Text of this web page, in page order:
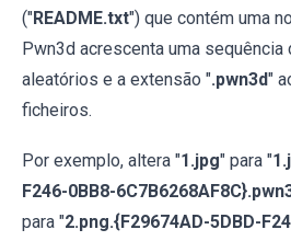
("README.txt") que contém uma
Pwn3d acrescenta uma sequência
aleatórios e a extensão ".pwn3d"
ficheiros.
Por exemplo, altera "1.jpg" para "
F246-0BB8-
para "2.png.{F29674AD-5DBD-